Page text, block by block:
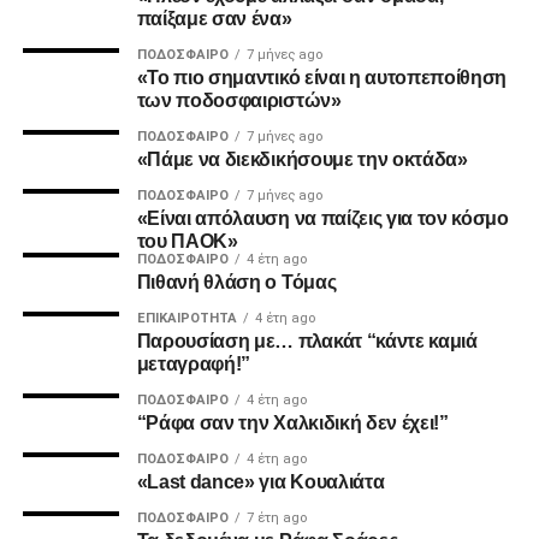
2. Την πιο σίγουρη και την πιο γρήγορη λύση για την
πολύ να δωθεί στον λαό του ΠΑΟΚ.
Και από ότι φαίνεται, ούτε γρήγοροι, ούτε σίγουροι, ούτε
ανεξάρτητοι σταθήκατε.
Επιθυμία λοιπόν του κόσμου που σας στήριξε είναι να
δωθούν ΑΜΕΣΑ αποτελέσματα και λύσεις οι οποίες
υποστηρίζονται από συμπαγής απόψεις και όχι αβάσιμες
τεκμηριώσεις και κομφούζιο καθυστερήσεων για το τι
πραγματικά συμβαίνει με την κληρονομιά του συλλόγου
παίξαμε σαν ένα»
ΠΟΔΌΣΦΑΙΡΟ 7 μήνες ago
«Το πιο σημαντικό είναι η αυτοπεποίθηση
των ποδοσφαιριστών»
ΠΟΔΌΣΦΑΙΡΟ 7 μήνες ago
«Πάμε να διεκδικήσουμε την οκτάδα»
ΠΟΔΌΣΦΑΙΡΟ 7 μήνες ago
«Είναι απόλαυση να παίζεις για τον κόσμο
του ΠΑΟΚ»
ΠΟΔΌΣΦΑΙΡΟ 4 έτη ago
Πιθανή θλάση ο Τόμας
ΕΠΙΚΑΙΡΌΤΗΤΑ 4 έτη ago
Παρουσίαση με… πλακάτ “κάντε καμιά
μεταγραφή!”
ΠΟΔΌΣΦΑΙΡΟ 4 έτη ago
“Ράφα σαν την Χαλκιδική δεν έχει!”
ΠΟΔΌΣΦΑΙΡΟ 4 έτη ago
«Last dance» για Κουαλιάτα
ΠΟΔΌΣΦΑΙΡΟ 7 έτη ago